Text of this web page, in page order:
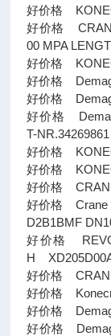
好价格
好价格
00 MPA
好价格
好价格
好价格
好价格
T-
好价格
好价格
好价格
好价格 Crane
D2B1BMF
好价格 REVO
H
好价格
好价格
好价格
好价格